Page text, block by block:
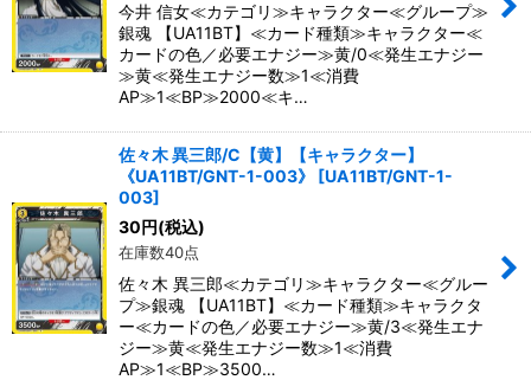
今井 信女≪カテゴリ≫キャラクター≪グループ≫
銀魂 【UA11BT】≪カード種類≫キャラクター≪
カードの色／必要エナジー≫黄/0≪発生エナジー
≫黄≪発生エナジー数≫1≪消費
AP≫1≪BP≫2000≪キ…
佐々木 異三郎/C【黄】【キャラクター】
《UA11BT/GNT-1-003》
[UA11BT/GNT-1-
003]
30円(税込)
在庫数40点
佐々木 異三郎≪カテゴリ≫キャラクター≪グルー
プ≫銀魂 【UA11BT】≪カード種類≫キャラクタ
ー≪カードの色／必要エナジー≫黄/3≪発生エナ
ジー≫黄≪発生エナジー数≫1≪消費
AP≫1≪BP≫3500…